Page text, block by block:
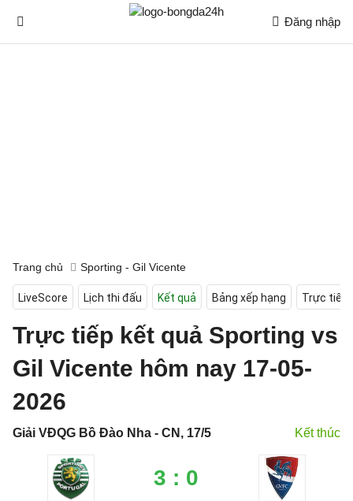
Đăng nhập
Trang chủ Sporting - Gil Vicente
LiveScore Lịch thi đấu Kết quả Bảng xếp hạng Trực tiếp
Trực tiếp kết quả Sporting vs
Gil Vicente hôm nay 17-05-
2026
Giải VĐQG Bồ Đào Nha - CN, 17/5 Kết thúc
3 : 0